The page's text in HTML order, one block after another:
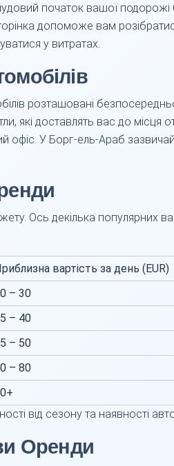
початок вашої
допоможе вам
у витратах.
розташовані
які доставлять вас до місця
У Борг-ель-Араб зазвичай
Ось декілька популярних
вартість за день (EUR)
– 30
– 40
– 50
– 80
від сезону та наявності
Оренди